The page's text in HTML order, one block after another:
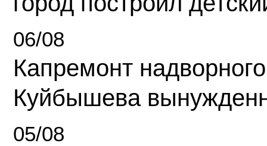
06/08
Капремонт
Куйбышева
05/08